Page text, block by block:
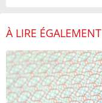
À LIRE ÉGALEMENT